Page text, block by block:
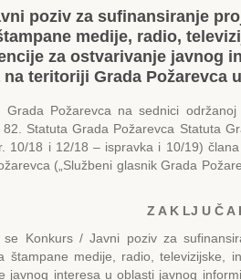
poziv za sufinansiranje
medije, radio,
za ostvarivanje javnog
teritoriji Grada Požarevca
Grada Požarevca na sednici
Statuta Grada Požarevca Statuta
10/18 i 12/18 – ispravka i 10/19)
(„Službeni glasnik Grada
Z A K LJ U Č A
se Konkurs / Javni poziv za
štampane medije, radio, televizijske,
javnog interesa u oblasti javnog